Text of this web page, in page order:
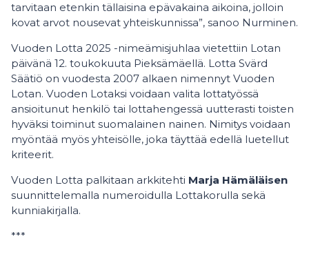
tarvitaan etenkin tällaisina epävakaina aikoina, jolloin
kovat arvot nousevat yhteiskunnissa”, sanoo Nurminen.
Vuoden Lotta 2025 -nimeämisjuhlaa vietettiin Lotan
päivänä 12. toukokuuta Pieksämäellä. Lotta Svärd
Säätiö on vuodesta 2007 alkaen nimennyt Vuoden
Lotan. Vuoden Lotaksi voidaan valita lottatyössä
ansioitunut henkilö tai lottahengessä uutterasti toisten
hyväksi toiminut suomalainen nainen. Nimitys voidaan
myöntää myös yhteisölle, joka täyttää edellä luetellut
kriteerit.
Vuoden Lotta palkitaan arkkitehti Marja Hämäläisen
suunnittelemalla numeroidulla Lottakorulla sekä
kunniakirjalla.
***